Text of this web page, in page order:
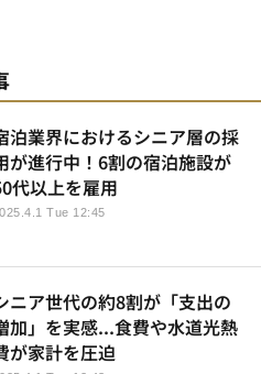
泊業界におけるシニア層の採
が進行中！6割の宿泊施設が
代以上を雇用
Tue 12:45
ニア世代の約8割が「支出の
加」を実感...食費や水道光熱
が家計を圧迫